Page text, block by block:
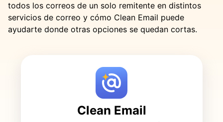
todos los correos de un solo remitente en distintos
servicios de correo y cómo Clean Email puede
ayudarte donde otras opciones se quedan cortas.
Clean Email